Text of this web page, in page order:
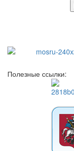
Полезные ссылки: